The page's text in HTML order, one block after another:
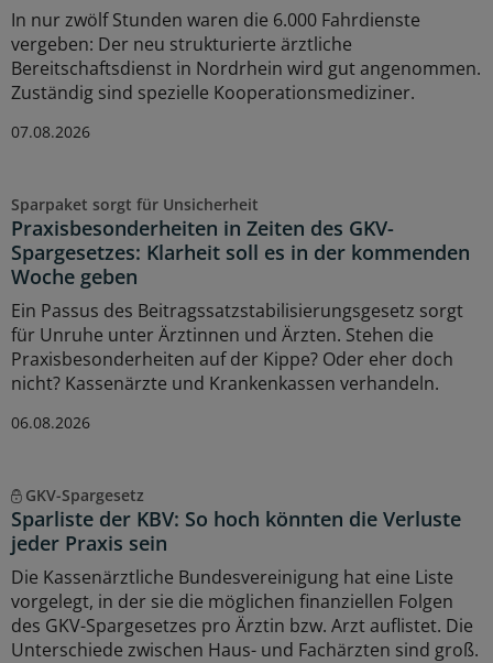
In nur zwölf Stunden waren die 6.000 Fahrdienste
vergeben: Der neu strukturierte ärztliche
Bereitschaftsdienst in Nordrhein wird gut angenommen.
Zuständig sind spezielle Kooperationsmediziner.
07.08.2026
Sparpaket sorgt für Unsicherheit
Praxisbesonderheiten in Zeiten des GKV-
Spargesetzes: Klarheit soll es in der kommenden
Woche geben
Ein Passus des Beitragssatzstabilisierungsgesetz sorgt
für Unruhe unter Ärztinnen und Ärzten. Stehen die
Praxisbesonderheiten auf der Kippe? Oder eher doch
nicht? Kassenärzte und Krankenkassen verhandeln.
06.08.2026
GKV-Spargesetz
Sparliste der KBV: So hoch könnten die Verluste
jeder Praxis sein
Die Kassenärztliche Bundesvereinigung hat eine Liste
vorgelegt, in der sie die möglichen finanziellen Folgen
des GKV-Spargesetzes pro Ärztin bzw. Arzt auflistet. Die
Unterschiede zwischen Haus- und Fachärzten sind groß.